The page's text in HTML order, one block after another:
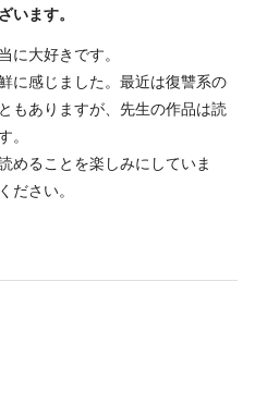
います。
大好きです。
に感じました。最近は復讐系の
もありますが、先生の作品は読
めることを楽しみにしていま
さい。